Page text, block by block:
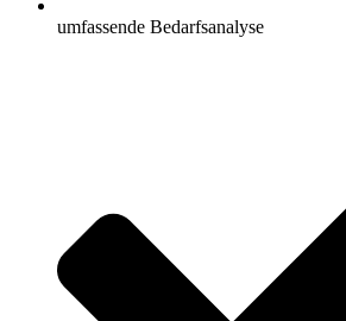
umfassende Bedarfsanalyse